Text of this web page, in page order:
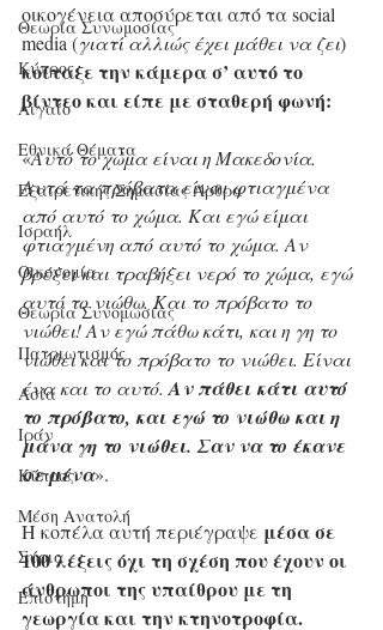
Θεωρία Συνωμοσίας
Κύπρος
Αιγαίο
Εθνικά Θέματα
Εξαιρετικής Σημασίας Άρθρα
Ισραήλ
Οικονομία
Θεωρία Συνομωσίας
Πατριωτισμός
Ασία
Ιράν
Κύπρος
Μέση Ανατολή
Σύρια
Επιστήμη
οικογένεια αποσύρεται από τα social
media (γιατί αλλιώς έχει μάθει να ζει)
κοίταξε την κάμερα σ’ αυτό το
βίντεο και είπε με σταθερή φωνή:
«Αυτό το χώμα είναι η Μακεδονία.
Αυτά τα πρόβατα είναι φτιαγμένα
από αυτό το χώμα. Και εγώ είμαι
φτιαγμένη από αυτό το χώμα. Αν
βρέξει και τραβήξει νερό το χώμα, εγώ
αυτό το νιώθω. Και το πρόβατο το
νιώθει! Αν εγώ πάθω κάτι, και η γη το
νιώθει και το πρόβατο το νιώθει. Είναι
ένα και το αυτό. Αν πάθει κάτι αυτό
το πρόβατο, και εγώ το νιώθω και η
μάνα γη το νιώθει. Σαν να το έκανε
σε μένα».
Η κοπέλα αυτή περιέγραψε μέσα σε
100 λέξεις όχι τη σχέση που έχουν οι
άνθρωποι της υπαίθρου με τη
γεωργία και την κτηνοτροφία.